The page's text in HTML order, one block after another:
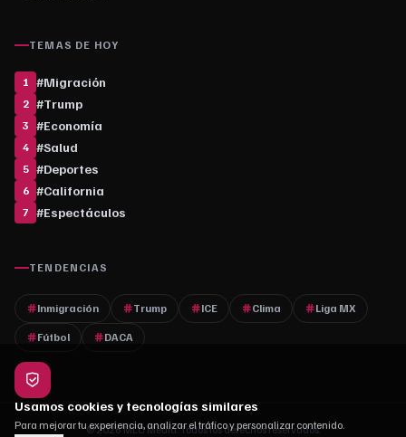
TEMAS DE HOY
1 #Migración
2 #Trump
3 #Economía
4 #Salud
5 #Deportes
6 #California
7 #Espectáculos
TENDENCIAS
Inmigración Trump ICE Clima Liga MX
Fútbol DACA
© 2026 MLC Media. Todos los derechos reservados.
Usamos cookies y tecnologías similares
Para mejorar tu experiencia, analizar el tráfico y personalizar contenido.